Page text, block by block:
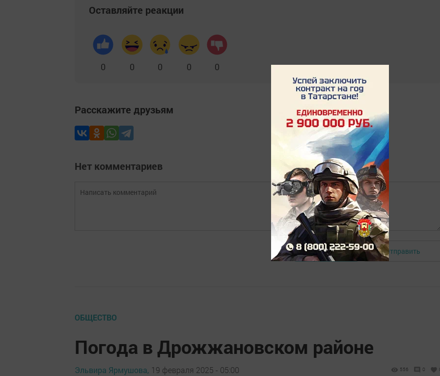
Оставляйте реакции
0 0 0 0 0
Расскажите друзьям
Нет комментариев
Авторизоваться Отправить
ОБЩЕСТВО
Погода в Дрожжановском районе
Эльвира Ярмушова, 19 февраля 2025 - 05:00 556 0